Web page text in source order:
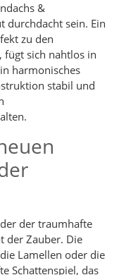
&
durchdacht sein. Ein
zu den
fügt sich nahtlos in
harmonisches
stabil und
der traumhafte
der Zauber. Die
Lamellen oder die
Schattenspiel, das